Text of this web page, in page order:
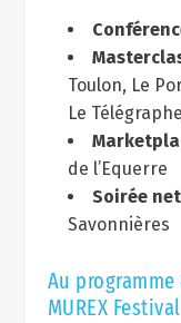
Toulon, Le
Le
de l’Equerre
Soirée
Savonnières
Au programme
MUREX Festival